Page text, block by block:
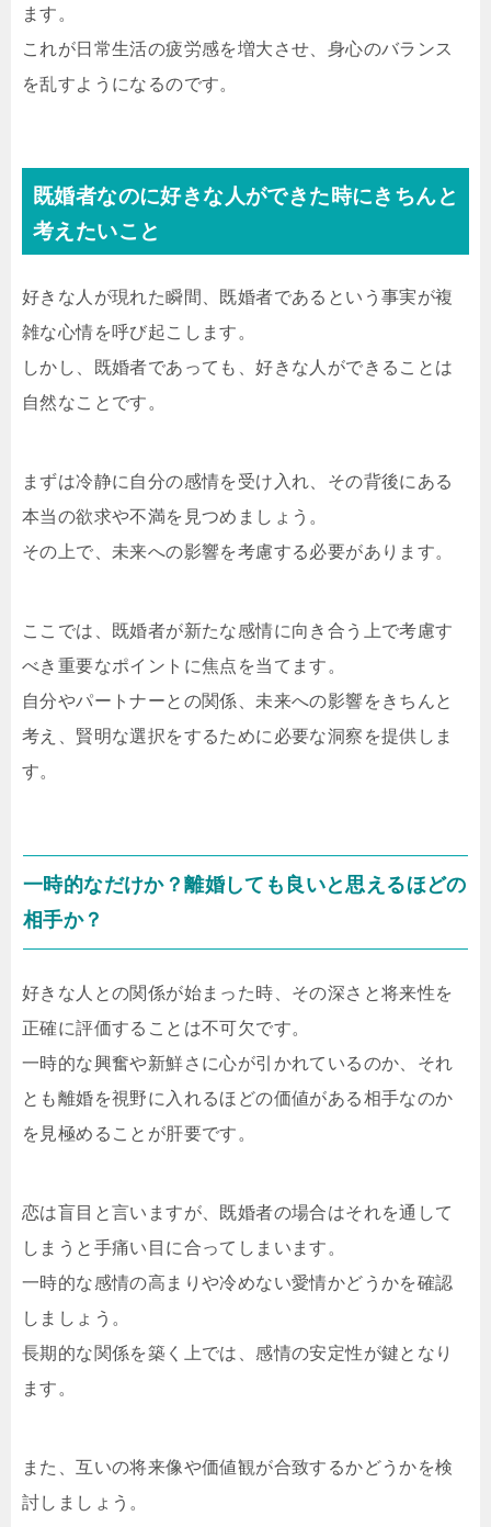
ます。
これが日常生活の疲労感を増大させ、身心のバランス
を乱すようになるのです。
既婚者なのに好きな人ができた時にきちんと
考えたいこと
好きな人が現れた瞬間、既婚者であるという事実が複
雑な心情を呼び起こします。
しかし、既婚者であっても、好きな人ができることは
自然なことです。
まずは冷静に自分の感情を受け入れ、その背後にある
本当の欲求や不満を見つめましょう。
その上で、未来への影響を考慮する必要があります。
ここでは、既婚者が新たな感情に向き合う上で考慮す
べき重要なポイントに焦点を当てます。
自分やパートナーとの関係、未来への影響をきちんと
考え、賢明な選択をするために必要な洞察を提供しま
す。
一時的なだけか？離婚しても良いと思えるほどの
相手か？
好きな人との関係が始まった時、その深さと将来性を
正確に評価することは不可欠です。
一時的な興奮や新鮮さに心が引かれているのか、それ
とも離婚を視野に入れるほどの価値がある相手なのか
を見極めることが肝要です。
恋は盲目と言いますが、既婚者の場合はそれを通して
しまうと手痛い目に合ってしまいます。
一時的な感情の高まりや冷めない愛情かどうかを確認
しましょう。
長期的な関係を築く上では、感情の安定性が鍵となり
ます。
また、互いの将来像や価値観が合致するかどうかを検
討しましょう。